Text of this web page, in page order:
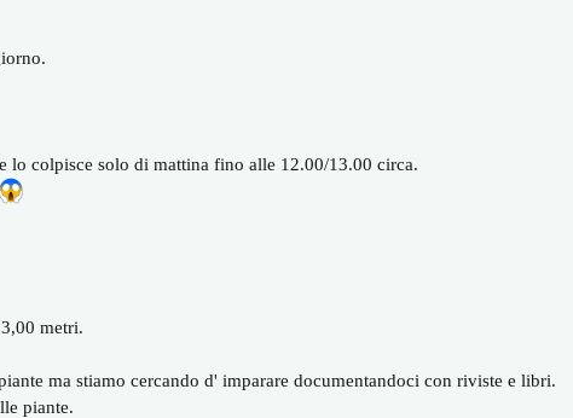
lo colpisce solo di mattina fino alle 12.00/13.00 circa.
metri.
ma stiamo cercando d' imparare documentandoci con riviste e libri.
piante.